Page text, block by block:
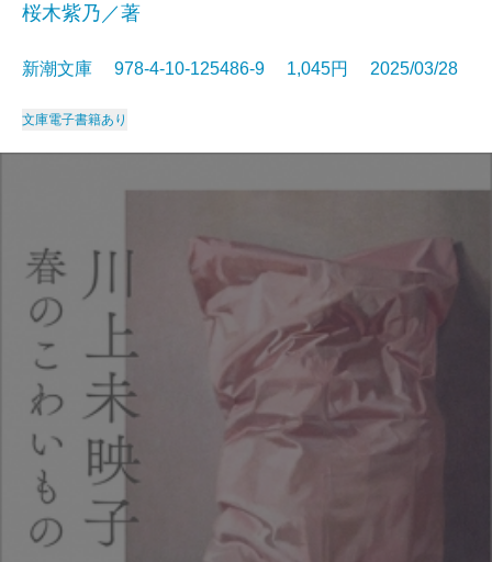
桜木紫乃／著
新潮文庫 978-4-10-125486-9 1,045円 2025/03/28
文庫電子書籍あり